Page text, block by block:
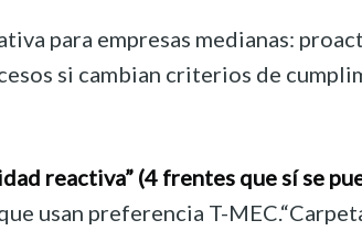
para empresas medianas:
si cambian criterios de
reactiva” (4 frentes que sí se
usan preferencia T-